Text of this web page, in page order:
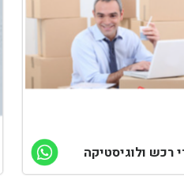
רכש ולוגיסטיקה